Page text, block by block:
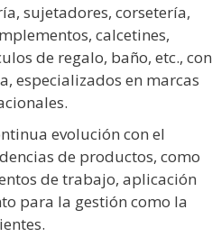
sujetadores, corsetería,
calcetines,
de regalo, baño, etc., con
especializados en marcas
evolución con el
de productos, como
de trabajo, aplicación
para la gestión como la